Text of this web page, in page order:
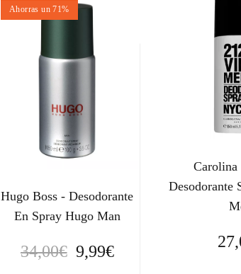
Ahorras un 71%
Hugo Boss - Desodorante
En Spray Hugo Man
34,00€ E
9,99€E
Carolina
Desodorante